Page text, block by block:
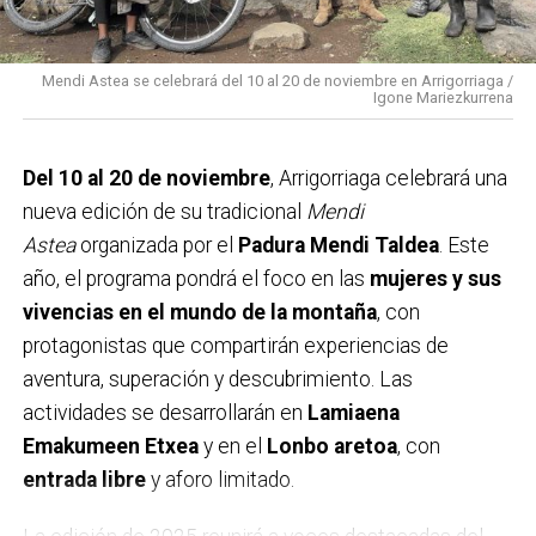
recogen partidas paraMedio Ambiente, Euskera,
Cultura y Deporte, con el propósito de fomentar el
bienestar social y el desarrollo integral del municipio
Mendi Astea se celebrará del 10 al 20 de noviembre en Arrigorriaga /
Igone Mariezkurrena
Del 10 al 20 de noviembre, Arrigorriaga celebrará una
nueva edición de su tradicional Mendi
Asteaorganizada por el Padura Mendi Taldea. Este
año, el programa pondrá el foco en las mujeres y sus
vivencias en el mundo de la montaña, con
protagonistas que compartirán experiencias de
aventura, superación y descubrimiento. Las
actividades se desarrollarán en Lamiaena
Emakumeen Etxeay en el Lonbo aretoa, con
entrada librey aforo limitado.